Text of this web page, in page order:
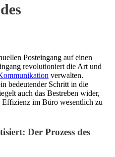
Posteingang auf einen
revolutioniert die Art und
verwalten.
bedeutender Schritt in die
auch das Bestreben wider,
Effizienz im Büro wesentlich zu
Der Prozess des